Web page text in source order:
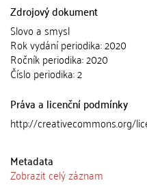
Zdrojový dokument
Slovo a smysl
Rok vydání periodika: 2020
Ročník periodika: 2020
Číslo periodika: 2
Práva a licenční podmínky
http://creativecommons.org/
Metadata
Zobrazit celý záznam